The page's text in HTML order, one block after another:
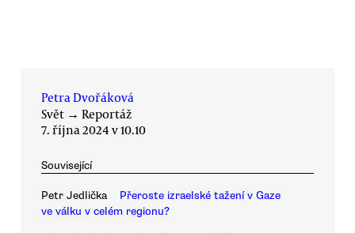
Petra Dvořáková
Svět → Reportáž
7. října 2024 v 10.10
Související
Petr Jedlička
Přeroste izraelské tažení v Gaze
ve válku v celém regionu?